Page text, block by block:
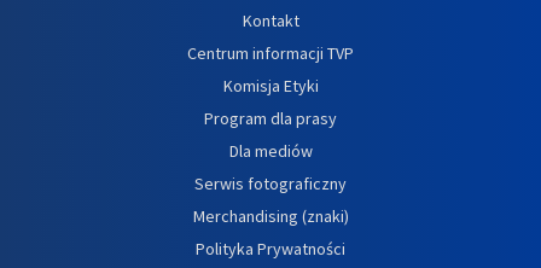
Kontakt
Centrum informacji TVP
Komisja Etyki
Program dla prasy
Dla mediów
Serwis fotograficzny
Merchandising (znaki)
Polityka Prywatności